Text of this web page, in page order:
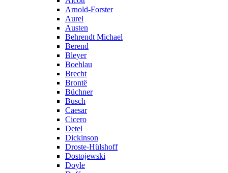
Arnold-Forster
Aurel
Austen
Behrendt Michael
Berend
Bleyer
Boehlau
Brecht
Brontë
Büchner
Busch
Caesar
Cicero
Detel
Dickinson
Droste-Hülshoff
Dostojewski
Doyle